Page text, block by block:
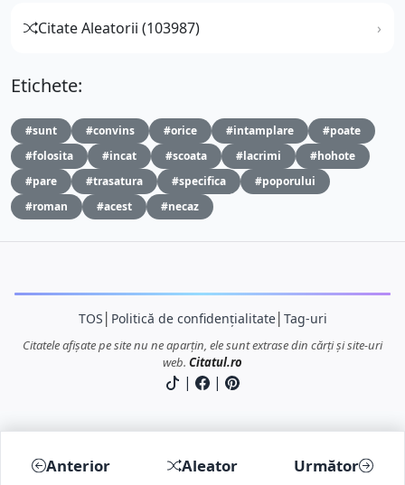
Anterior Aleator Următor
Citate Aleatorii (103987)
Etichete:
#sunt #convins #orice #intamplare
#poate
#folosita
#incat #scoata #lacrimi
#hohote
#pare
#trasatura #specifica
#poporului
#roman
#acest #necaz
TOS Politică de confidențialitate│ Tag-uri
Citatele afișate pe site nu ne aparțin, ele sunt extrase din cărți și site-uri
web. Citatul.ro
| |